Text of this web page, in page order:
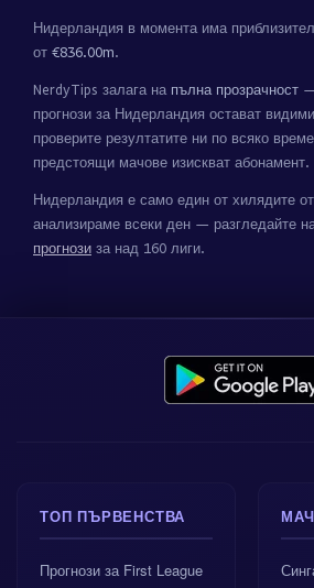
Нидерландия в момента има
от €836.00m.
NerdyTips залага на пълна прозрачност
прогнози за Нидерландия остават
проверите резултатите ни по всяко
предстоящи мачове изискват абонамент.
Нидерландия е само един от хилядите
анализираме всеки ден — разгледайте
прогнози за над 160 лиги.
ТОП ПЪРВЕНСТВА
Прогнози за First League